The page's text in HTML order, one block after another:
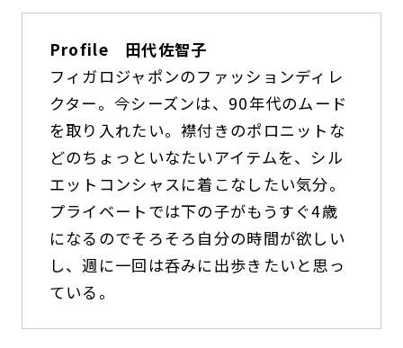
Profile 田代佐智子
フィガロジャポンのファッションディレ
クター。今シーズンは、90年代のムード
を取り入れたい。襟付きのポロニットな
どのちょっといなたいアイテムを、シル
エットコンシャスに着こなしたい気分。
プライベートでは下の子がもうすぐ4歳
になるのでそろそろ自分の時間が欲しい
し、週に一回は呑みに出歩きたいと思っ
ている。